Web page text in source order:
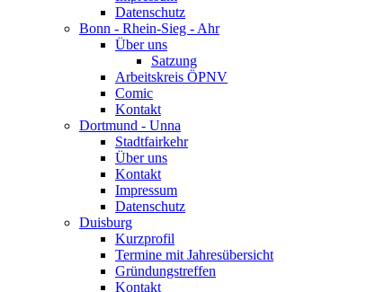
Datenschutz
Bonn - Rhein-Sieg - Ahr
Über uns
Satzung
Arbeitskreis ÖPNV
Comic
Kontakt
Dortmund - Unna
Stadtfairkehr
Über uns
Kontakt
Impressum
Datenschutz
Duisburg
Kurzprofil
Termine mit Jahresübersicht
Gründungstreffen
Kontakt